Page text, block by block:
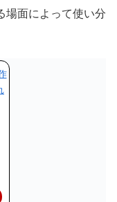
場面によって使い分